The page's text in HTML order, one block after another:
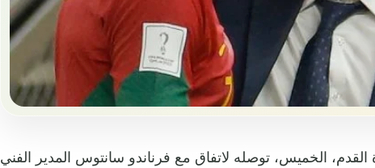
القدم، الخميس، توصله لاتفاق مع فرناندو سانتوس المدير الفني